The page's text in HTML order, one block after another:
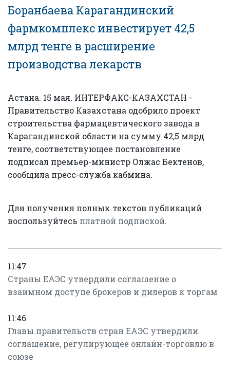
Боранбаева Карагандинский
фармкомплекс инвестирует 42,5
млрд тенге в расширение
производства лекарств
Астана. 15 мая. ИНТЕРФАКС-КАЗАХСТАН -
Правительство Казахстана одобрило проект
строительства фармацевтического завода в
Карагандинской области на сумму 42,5 млрд
тенге, соответствующее постановление
подписал премьер-министр Олжас Бектенов,
сообщила пресс-служба кабмина.
Для получения полных текстов публикаций
воспользуйтесь платной подпиской.
11:47
Страны ЕАЭС утвердили соглашение о
взаимном доступе брокеров и дилеров к торгам
11:46
Главы правительств стран ЕАЭС утвердили
соглашение, регулирующее онлайн-торговлю в
союзе